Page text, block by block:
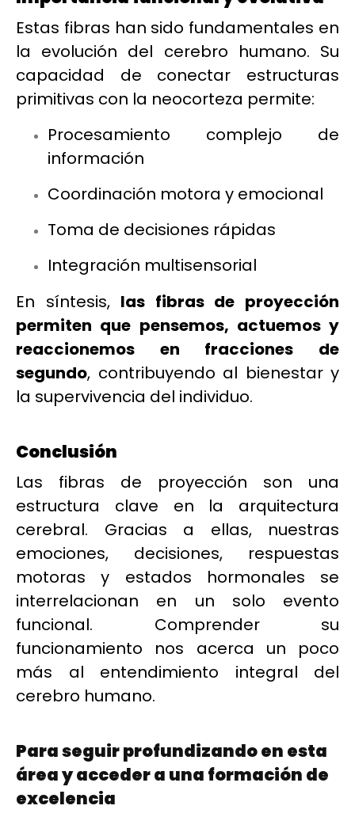
Estas fibras han sido fundamentales en
la evolución del cerebro humano. Su
capacidad de conectar estructuras
primitivas con la neocorteza permite:
Procesamiento complejo de
información
Coordinación motora y emocional
Toma de decisiones rápidas
Integración multisensorial
En síntesis, las fibras de proyección
permiten que pensemos, actuemos y
reaccionemos en fracciones de
segundo, contribuyendo al bienestar y
la supervivencia del individuo.
Conclusión
Las fibras de proyección son una
estructura clave en la arquitectura
cerebral. Gracias a ellas, nuestras
emociones, decisiones, respuestas
motoras y estados hormonales se
interrelacionan en un solo evento
funcional. Comprender su
funcionamiento nos acerca un poco
más al entendimiento integral del
cerebro humano.
Para seguir profundizando en esta
área y acceder a una formación de
excelencia